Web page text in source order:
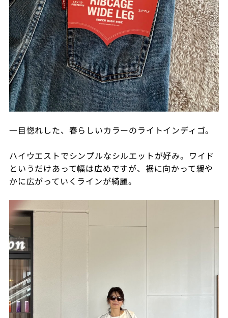
一目惚れした、春らしいカラーのライトインディゴ。
ハイウエストでシンプルなシルエットが好み。ワイド
というだけあって幅は広めですが、裾に向かって緩や
かに広がっていくラインが綺麗。